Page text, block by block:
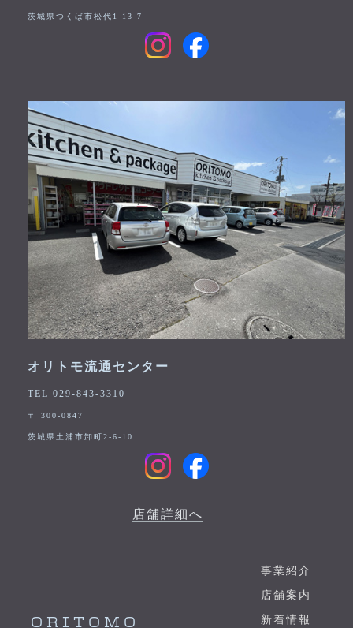
茨城県つくば市松代1-13-7
オリトモ流通センター
TEL 029-843-3310
〒 300-0847
茨城県土浦市卸町2-6-10
店舗詳細へ
ORITOMO
事業紹介
店舗案内
新着情報